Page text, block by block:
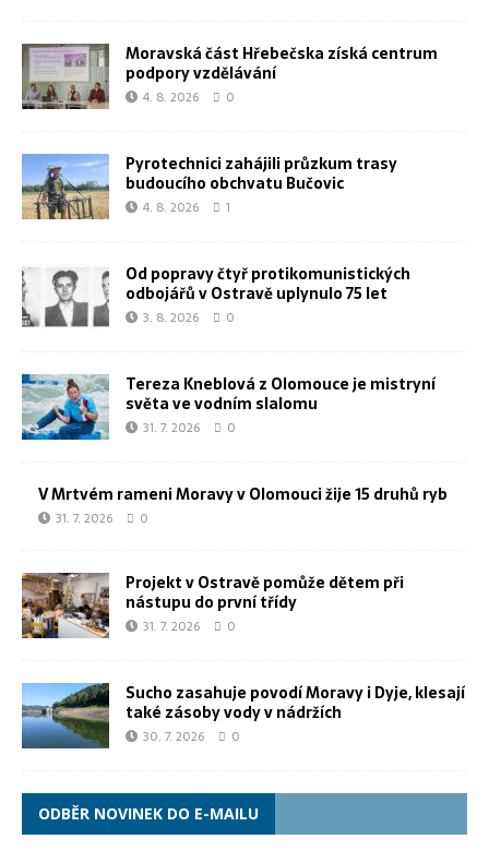
Moravská část Hřebečska získá centrum
podpory vzdělávání
4. 8. 2026 0
Pyrotechnici zahájili průzkum trasy
budoucího obchvatu Bučovic
4. 8. 2026 1
Od popravy čtyř protikomunistických
odbojářů v Ostravě uplynulo 75 let
3. 8. 2026 0
Tereza Kneblová z Olomouce je mistryní
světa ve vodním slalomu
31. 7. 2026 0
V Mrtvém rameni Moravy v Olomouci žije 15 druhů ryb
31. 7. 2026 0
Projekt v Ostravě pomůže dětem při
nástupu do první třídy
31. 7. 2026 0
Sucho zasahuje povodí Moravy i Dyje, klesají
také zásoby vody v nádržích
30. 7. 2026 0
ODBĚR NOVINEK DO E-MAILU